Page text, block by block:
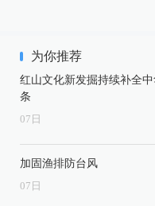
为你推荐
红山文化新发掘持续补全
条
07 日
加固渔排防台风
07 日